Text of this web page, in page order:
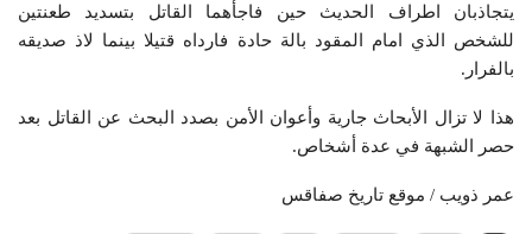
يتجاذبان اطراف الحديث حين فاجأهما القاتل بتسديد طعنتين
للشخص الذي امام المقود بالة حادة فارداه قتيلا بينما لاذ صديقه
بالفرار.
هذا لا تزال الأبحاث جارية وأعوان الأمن بصدد البحث عن القاتل بعد
حصر الشبهة في عدة أشخاص.
عمر ذويب / موقع تاريخ صفاقس